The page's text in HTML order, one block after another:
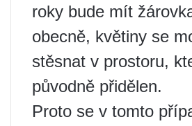
roky bude mít
obecně, květiny se
stěsnat v prostoru,
původně přidělen.
Proto se v tomto